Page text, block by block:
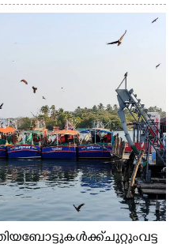
ബോട്ടുകൾക്ക് ചുറ്റും വട്ട